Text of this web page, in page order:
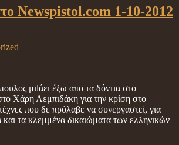
Newspistol.com 1-10-2012
μιlάει έξω απο τα δόντια στο
Χάρη Λεμπιδάκη για την κρίση στο
που δε πρόλαβε να συνεργαστεί, για
τα κλεμμένα δικαιώματα των ελληνικών